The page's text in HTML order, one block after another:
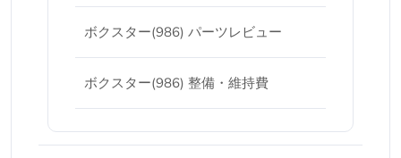
ボクスター(986) パーツレビュー
ボクスター(986) 整備・維持費